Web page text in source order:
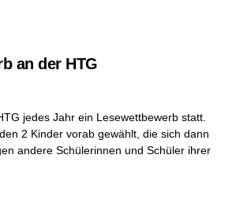
an der HTG
jedes Jahr ein Lesewettbewerb statt.
2 Kinder vorab gewählt, die sich dann
andere Schülerinnen und Schüler ihrer